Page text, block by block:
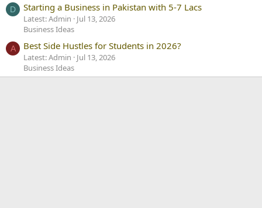
D Starting a Business in Pakistan with 5-7 Lacs
Latest: Admin
Jul 13, 2026
Business Ideas
A Best Side Hustles for Students in 2026?
Latest: Admin
Jul 13, 2026
Business Ideas